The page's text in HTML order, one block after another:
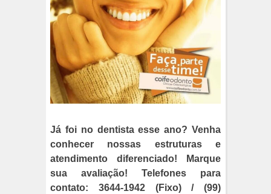
Já foi no dentista esse ano? Venha
conhecer nossas estruturas e
atendimento diferenciado! Marque
sua avaliação! Telefones para
contato: 3644-1942 (Fixo) / (99)